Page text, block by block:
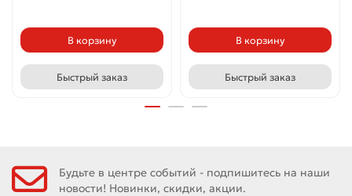
В корзину
Быстрый заказ
В корзину
Быстрый заказ
Будьте в центре событий - подпишитесь на наши
новости! Новинки, скидки, акции.